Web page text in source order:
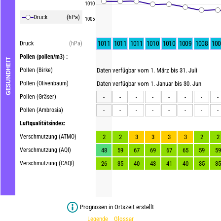
GESUNDHEIT
Druck (hPa)
Druck
(hPa)
Pollen (pollen/m3) :
Pollen (Birke)
Pollen (Olivenbaum)
Pollen (Gräser)
Pollen (Ambrosia)
Luftqualitätsindex:
Verschmutzung (ATMO)
Verschmutzung (AQI)
Verschmutzung (CAQI)
1010
1005
1011 1011 1011 1010 1010 1009 1008
Daten verfügbar vom 1. März bis 31. Juli
Daten verfügbar vom 1. Januar bis 30. Jun
-
- - - - - -
-
-
- - - - - - -
2 2 3 3 3 3 2
2
48
59 67 69 67 65 59
59
26
35 40 43 41 40 35 35
Prognosen in Ortszeit erstellt
Legende
Glossar